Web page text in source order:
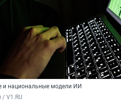
и национальные модели ИИ
/ V1.RU